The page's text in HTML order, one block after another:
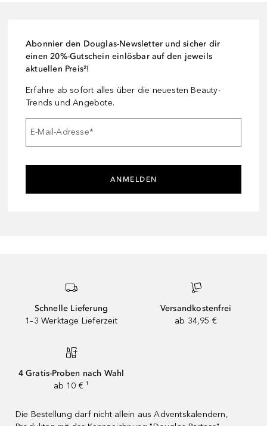
Abonnier den Douglas-Newsletter und sicher dir
einen 20%-Gutschein einlösbar auf den jeweils
aktuellen Preis²!
Erfahre ab sofort alles über die neuesten Beauty-
Trends und Angebote.
E-Mail-Adresse*
ANMELDEN
Schnelle Lieferung
1–3 Werktage Lieferzeit
Versandkostenfrei
ab 34,95 €
4 Gratis-Proben nach Wahl
ab 10 € ¹
Die Bestellung darf nicht allein aus Adventskalendern,